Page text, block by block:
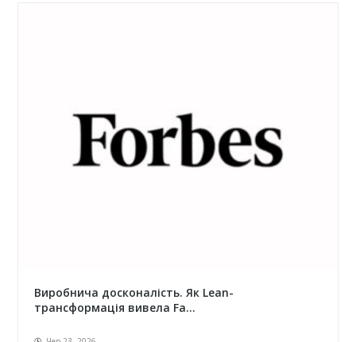
Виробнича досконалість. Як Lean-
трансформація вивела Fa...